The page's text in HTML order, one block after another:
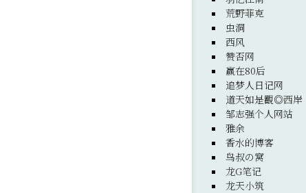
荒野菲克
虫洞
西风
赞否网
赢在80后
追梦人日记网
道天如是觀◎西岸
邹志强个人网站
雅余
香水的博客
鸟叔の窝
龙G笔记
龙天小筑